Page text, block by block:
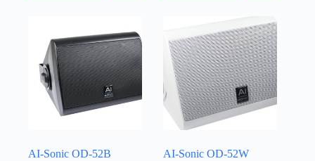
AI-Sonic OD-52B
AI-Sonic OD-52W